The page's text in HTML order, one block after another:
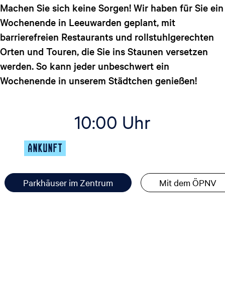
Machen Sie sich keine Sorgen! Wir haben für Sie ein
Wochenende in Leeuwarden geplant, mit
barrierefreien Restaurants und rollstuhlgerechten
Orten und Touren, die Sie ins Staunen versetzen
werden. So kann jeder unbeschwert ein
Wochenende in unserem Städtchen genießen!
10:00 Uhr
ANKUNFT
Parkhäuser im Zentrum Mit dem ÖPNV